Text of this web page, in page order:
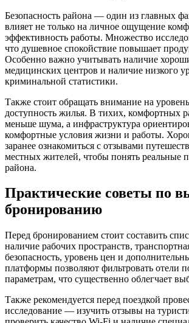
Безопасность района — один из главных
влияет не только на личное ощущение
эффективность работы. Множество
что душевное спокойствие повышает
Особенно важно учитывать наличие
медицинских центров и наличие низкого
криминальной статистики.
Также стоит обращать внимание на
доступность жилья. В тихих, комфортных
меньше шума, а инфраструктура
комфортные условия жизни и работы.
заранее ознакомиться с отзывами
местных жителей, чтобы понять реальные
района.
Практические советы по
бронированию
Перед бронированием стоит составить
наличие рабочих пространств,
безопасность, уровень цен и
платформы позволяют фильтровать отели
параметрам, что существенно облегчает
Также рекомендуется перед поездкой
исследование — изучить отзывы на